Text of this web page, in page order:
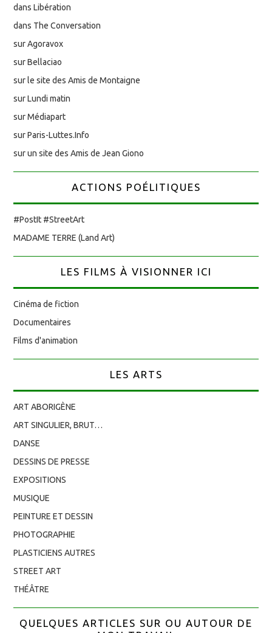
dans Libération
dans The Conversation
sur Agoravox
sur Bellaciao
sur le site des Amis de Montaigne
sur Lundi matin
sur Médiapart
sur Paris-Luttes.Info
sur un site des Amis de Jean Giono
ACTIONS POÉLITIQUES
#PostIt #StreetArt
MADAME TERRE (Land Art)
LES FILMS À VISIONNER ICI
Cinéma de fiction
Documentaires
Films d'animation
LES ARTS
ART ABORIGÈNE
ART SINGULIER, BRUT…
DANSE
DESSINS DE PRESSE
EXPOSITIONS
MUSIQUE
PEINTURE ET DESSIN
PHOTOGRAPHIE
PLASTICIENS AUTRES
STREET ART
THÉÂTRE
QUELQUES ARTICLES SUR OU AUTOUR DE